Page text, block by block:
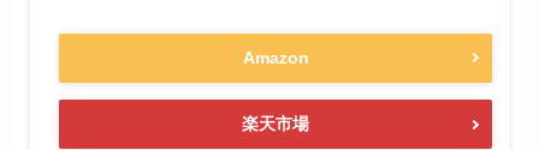
Amazon
楽天市場